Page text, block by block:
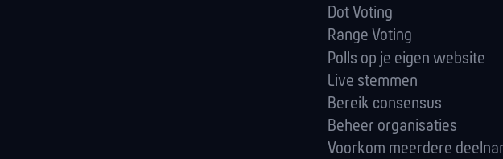
Dot Voting
Range Voting
Polls op je eigen website
Live stemmen
Bereik consensus
Beheer organisaties
Voorkom meerdere